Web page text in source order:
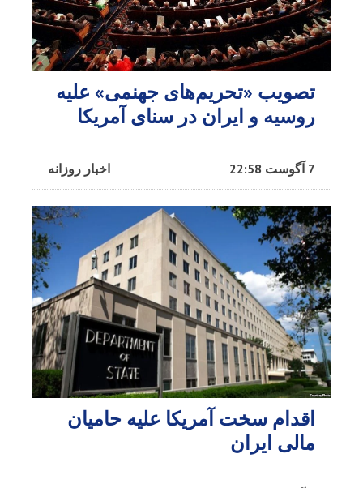
تصویب «تحریم‌های جهنمی» علیه
روسیه و ایران در سنای آمریکا
اخبار روزانه 7 آگوست 22:58
اقدام سخت آمریکا علیه حامیان
مالی ایران